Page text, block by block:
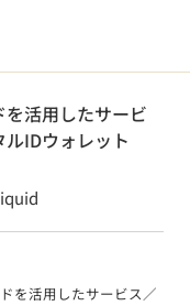
活用したサービ
IDウォレット
を活用したサービス／